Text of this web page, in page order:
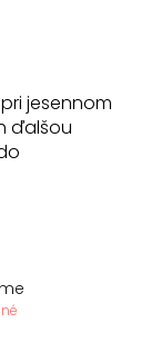
jesennom
ďalšou